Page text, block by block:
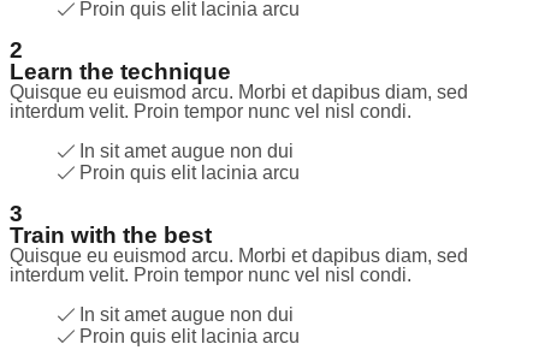
Proin quis elit lacinia arcu
2
Learn the technique
Quisque eu euismod arcu. Morbi et dapibus diam, sed
interdum velit. Proin tempor nunc vel nisl condi.
In sit amet augue non dui
Proin quis elit lacinia arcu
3
Train with the best
Quisque eu euismod arcu. Morbi et dapibus diam, sed
interdum velit. Proin tempor nunc vel nisl condi.
In sit amet augue non dui
Proin quis elit lacinia arcu